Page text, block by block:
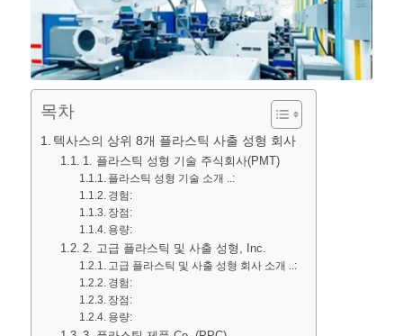
목차
텍사스의 상위 8개 플라스틱 사출 성형 회사
1. 플라스틱 성형 기술 주식회사(PMT)
플라스틱 성형 기술 소개 ..:
경험:
장점:
용량:
2. 고급 플라스틱 및 사출 성형, Inc.
고급 플라스틱 및 사출 성형 회사 소개 ..:
경험:
장점:
용량: